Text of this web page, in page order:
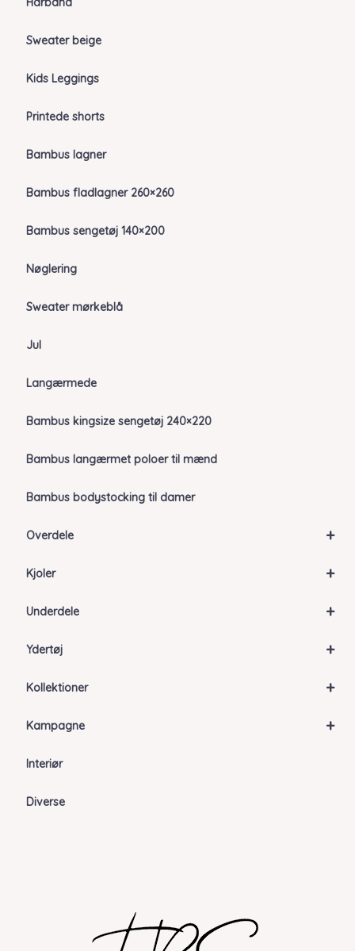
Sweater beige
Kids Leggings
Printede shorts
Bambus lagner
Bambus fladlagner 260×260
Bambus sengetøj 140×200
Nøglering
Sweater mørkeblå
Jul
Langærmede
Bambus kingsize sengetøj 240×220
Bambus langærmet poloer til mænd
Bambus bodystocking til damer
+
Overdele
+
Kjoler
+
Underdele
+
Ydertøj
+
Kollektioner
+
Kampagne
Interiør
Diverse